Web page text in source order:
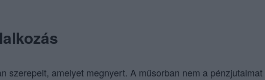
szerepelt, amelyet megnyert. A műsorban nem a pénzjutalmat